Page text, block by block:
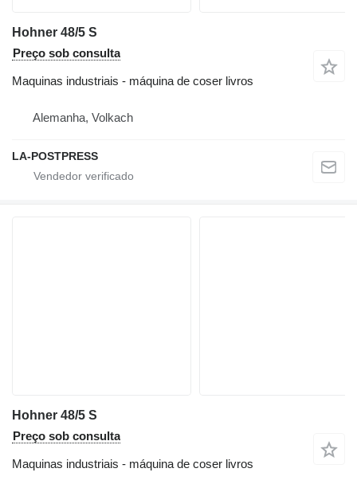
Hohner 48/5 S
Preço sob consulta
Maquinas industriais - máquina de coser livros
Alemanha, Volkach
LA-POSTPRESS
Hohner 48/5 S
Preço sob consulta
Maquinas industriais - máquina de coser livros